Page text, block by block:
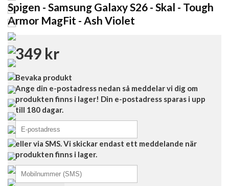
Spigen - Samsung Galaxy S26 - Skal - Tough
Armor MagFit - Ash Violet
349 kr
Bevaka produkt
Ange din e-postadress nedan så meddelar vi dig om
produkten finns i lager! Din e-postadress sparas i upp
till 180 dagar.
eller via SMS. Vi skickar endast ett meddelande när
produkten finns i lager.